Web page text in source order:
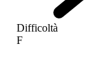
Difficoltà
F